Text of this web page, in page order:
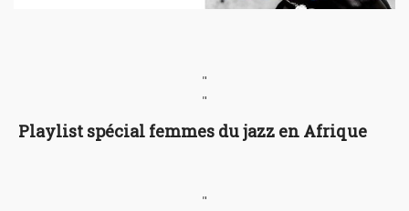
"
"
Playlist spécial femmes du jazz en Afrique
"